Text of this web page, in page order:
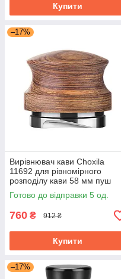
Купити
–17%
Вирівнювач кави Choxila
11692 для рівномірного
розподілу кави 58 мм пуш
темпер
Готово до відправки 5 од.
760 ₴ 912 ₴
Купити
–17%